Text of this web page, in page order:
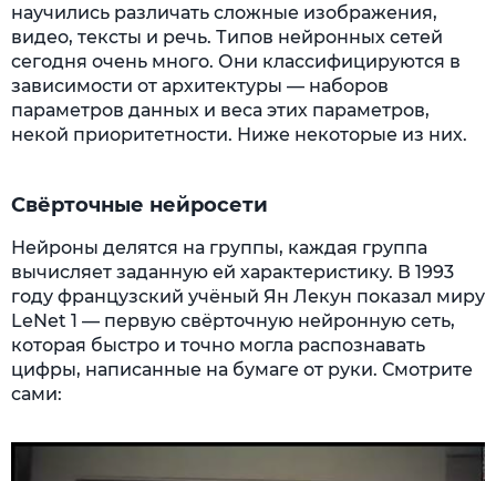
научились различать сложные изображения,
видео, тексты и речь. Типов нейронных сетей
сегодня очень много. Они классифицируются в
зависимости от архитектуры — наборов
параметров данных и веса этих параметров,
некой приоритетности. Ниже некоторые из них.
Свёрточные нейросети
Нейроны делятся на группы, каждая группа
вычисляет заданную ей характеристику. В 1993
году французский учёный Ян Лекун показал миру
LeNet 1 — первую свёрточную нейронную сеть,
которая быстро и точно могла распознавать
цифры, написанные на бумаге от руки. Смотрите
сами: